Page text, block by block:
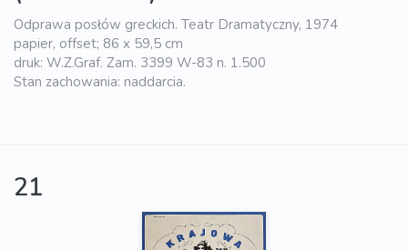
Odprawa posłów greckich. Teatr Dramatyczny, 1974
papier, offset; 86 x 59,5 cm
druk: W.Z.Graf. Zam. 3399 W-83 n. 1.500
Stan zachowania: naddarcia.
21